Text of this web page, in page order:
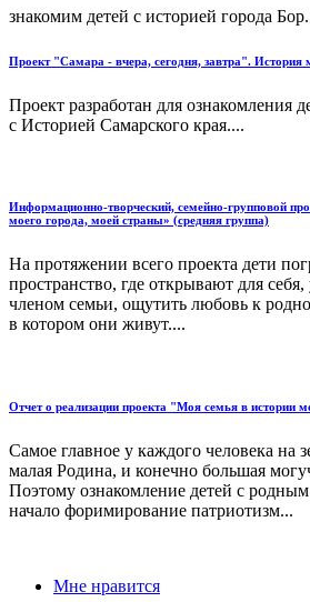
знакомим детей с историей города
Проект "Самара - вчера, сегодня, завтра". История
Проект разработан для ознакомления
с Историей Самарского края....
Информационно-творческий, семейно-групповой
моего города, моей страны» (средняя группа)
На протяжении всего проекта дети
пространство, где открывают для себя,
членом семьи, ощутить любовь к
в котором они живут....
Отчет о реализации проекта "Моя семья в истории
Самое главное у каждого человека на
малая Родина, и конечно большая
Поэтому ознакомление детей с
начало форимирование патриотизм...
Мне нравится